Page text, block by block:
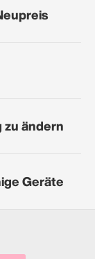
zu ändern
Geräte